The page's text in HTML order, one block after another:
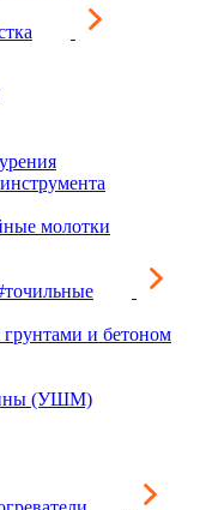
молотки
и бетоном
(УШМ)